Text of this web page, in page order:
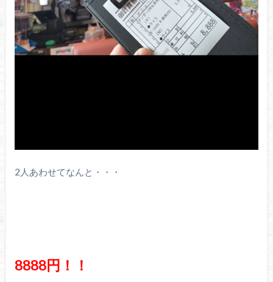
2人あわせてなんと・・・
8888円！！